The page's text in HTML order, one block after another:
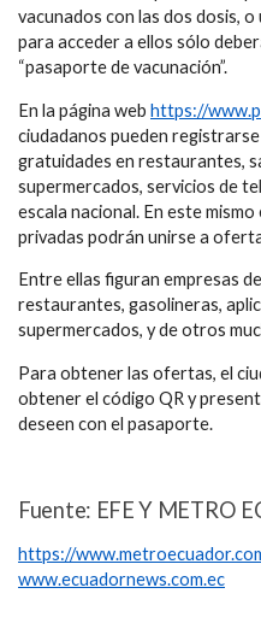
vacunados con las dos dosis,
para acceder a ellos sólo
“pasaporte de vacunación”.
En la página web https://
ciudadanos pueden
gratuidades en restaurantes,
supermercados, servicios de
escala nacional. En este
privadas podrán unirse a
Entre ellas figuran empresas
restaurantes, gasolineras,
supermercados, y de otros
Para obtener las ofertas, el
obtener el código QR y
deseen con el pasaporte.
Fuente: EFE Y METRO
https://
www.ecuadornews.com.ec